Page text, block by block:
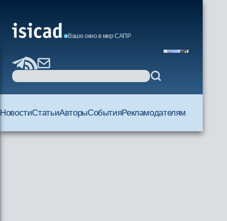
Ваше окно в мир САПР
НовостиСтатьиАвторыСобытияРекламодателям